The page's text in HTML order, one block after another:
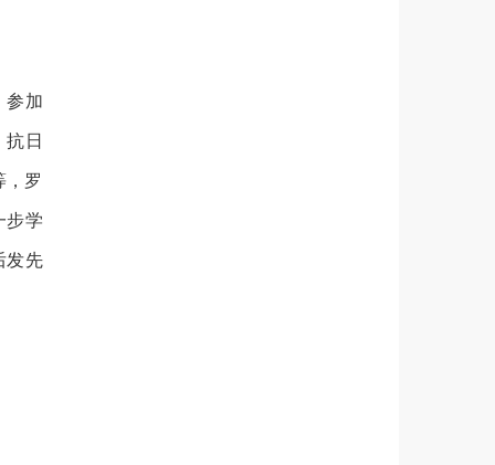
参加
日
，罗
步学
发先